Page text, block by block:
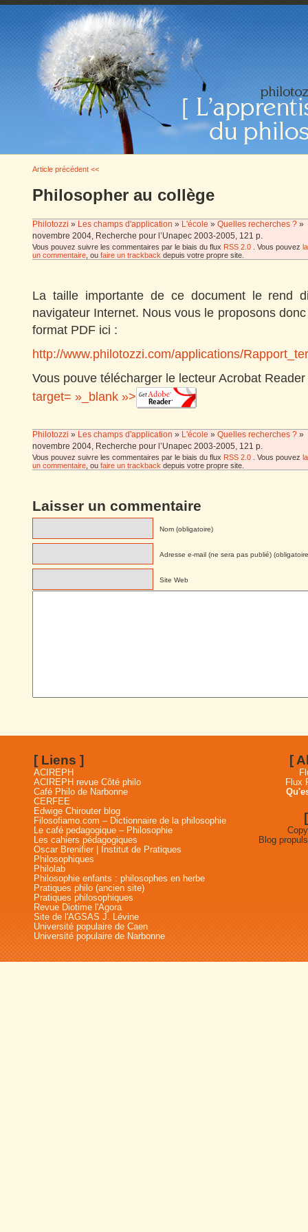
Article précédent <<
Philosopher au collège
Philotozzi » Les champs d'application » L'école » Quelles recherches ? »
novembre 2004, Recherche pour l’Unapec 2003-2005, 121 p.
Vous pouvez suivre les commentaires par le biais du flux RSS 2.0 . Vous pouvez
un commentaire , ou faire un trackback depuis votre propre site.
La taille importante de ce document le rend
navigateur Internet. Nous vous le proposons
format PDF ici :
http://www.philotozzi.com/applications/
Vous pouve télécharger le lecteur Acrobat Reader
target= »_blank »>
Philotozzi » Les champs d'application » L'école » Quelles recherches ? »
novembre 2004, Recherche pour l’Unapec 2003-2005, 121 p.
Vous pouvez suivre les commentaires par le biais du flux RSS 2.0 . Vous pouvez
un commentaire , ou faire un trackback depuis votre propre site.
Laisser un commentaire
Nom (obligatoire)
Adresse e-mail (ne sera pas publié)
Site Web
[ Liens ]
ACIREPH
ACIREPH revue Côté philo
Café Philo de Narbonne
CERFEE
Edwige Chirouter blog
Filosofiamo.com – Dictionnaire de la philosophie
Le café pedagogique – Philosophie
Les cahiers pédagogiques
Oscar Brenifier | Institut de Pratiques
Philosophiques
Philolab
Philosophie enfants : philosophes en herbe
Pratiques philo (ancien site)
Pratiques philosophiques
Revue Diotime l'Agora
Site de l'AGSAS J. Lévine
Université populaire de Caen
Université populaire de Narbonne
[
Flux
Blog